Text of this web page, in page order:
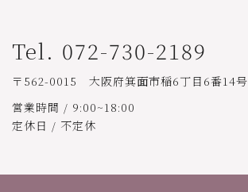
Tel. 072-730-2189
〒562-0015 大阪府箕面市稲6丁目6番14号
営業時間 / 9:00~18:00
定休日 / 不定休